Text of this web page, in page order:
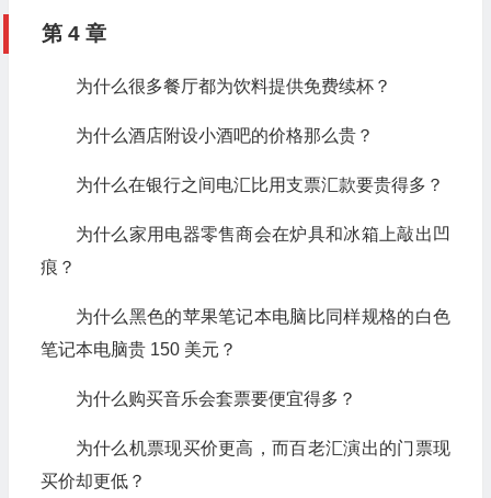
第 4 章
为什么很多餐厅都为饮料提供免费续杯？
为什么酒店附设小酒吧的价格那么贵？
为什么在银行之间电汇比用支票汇款要贵得多？
为什么家用电器零售商会在炉具和冰箱上敲出凹
痕？
为什么黑色的苹果笔记本电脑比同样规格的白色
笔记本电脑贵 150 美元？
为什么购买音乐会套票要便宜得多？
为什么机票现买价更高，而百老汇演出的门票现
买价却更低？